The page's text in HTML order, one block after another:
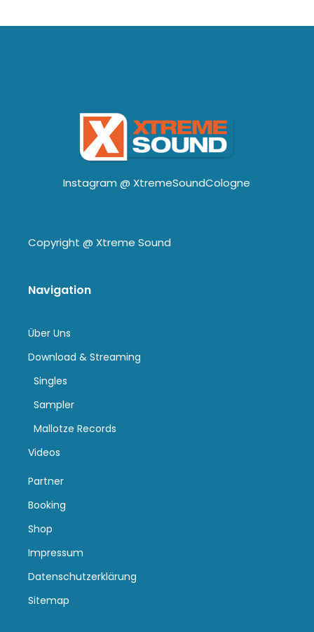
Instagram @ XtremeSoundCologne
Copyright @ Xtreme Sound
Navigation
Über Uns
Download & Streaming
Singles
Sampler
Mallotze Records
Videos
Partner
Booking
Shop
Impressum
Datenschutzerklärung
Sitemap